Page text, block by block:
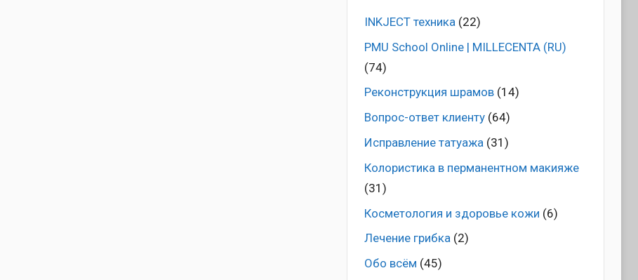
INKJECT техника (22)
PMU School Online | MILLECENTA (RU)
(74)
Pеконструкция шрамов(14)
Вопрос-ответ клиенту(64)
Исправление татуажа (31)
Колористика в перманентном макияже
(31)
Косметология и здоровье кожи (6)
Лечение грибка(2)
Обо всём (45)